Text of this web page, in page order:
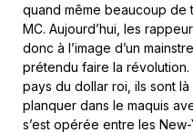
quand même beaucoup de
MC. Aujourd’hui, les
donc à l’image d’un
prétendu faire la révolution.
pays du dollar roi, ils sont
planquer dans le maquis
s’est opérée entre les